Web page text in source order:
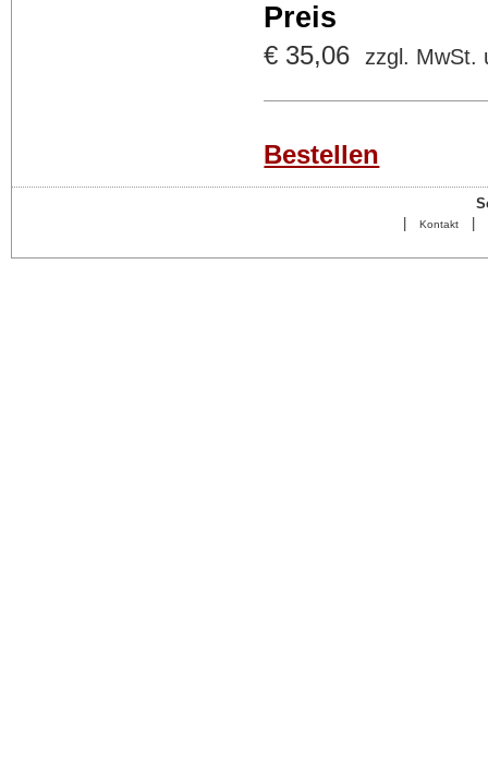
Preis
€ 35,06 zzgl. MwSt.
Bestellen
|
Kontakt |